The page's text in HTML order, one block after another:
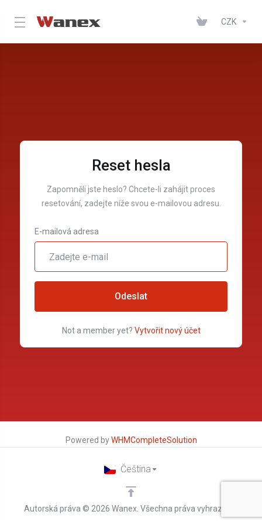
CZK
Reset hesla
Zapomněli jste heslo? Chcete-li zahájit proces
resetování, zadejte níže svou e-mailovou adresu.
E-mailová adresa
Odeslat
Not a member yet? Vytvořit nový účet
Powered byWHMCompleteSolution
Autorská práva © 2026 Wanex. Všechna práva vyhrazena.
Čeština